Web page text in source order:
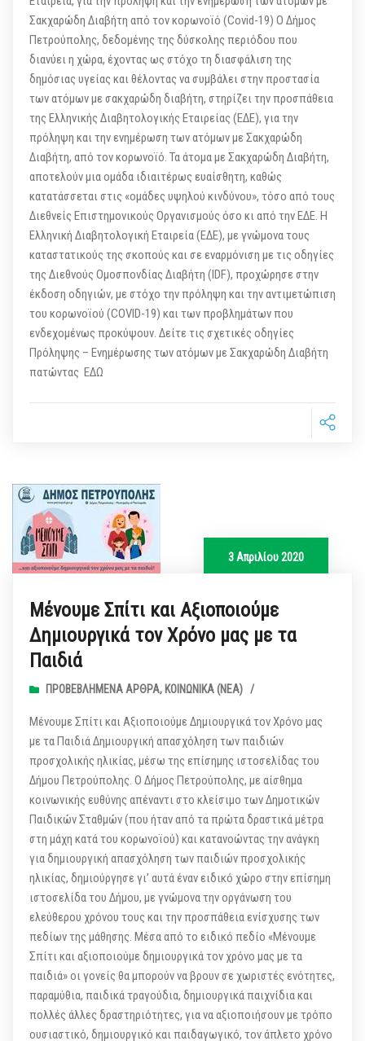
Σακχαρώδη Διαβήτη από τον κορωνοϊό (Covid-19) Ο Δήμος
Πετρούπολης, δεδομένης της δύσκολης περιόδου που
διανύει η χώρα, έχοντας ως στόχο τη διασφάλιση της
δημόσιας υγείας και θέλοντας να συμβάλει στην προστασία
των ατόμων με σακχαρώδη διαβήτη, στηρίζει την προσπάθεια
της Ελληνικής Διαβητολογικής Εταιρείας (ΕΔΕ), για την
πρόληψη και την ενημέρωση των ατόμων με Σακχαρώδη
Διαβήτη, από τον κορωνοϊό. Τα άτομα με Σακχαρώδη Διαβήτη,
αποτελούν μια ομάδα ιδιαιτέρως ευαίσθητη, καθώς
κατατάσσεται στις «ομάδες υψηλού κινδύνου», τόσο από τους
Διεθνείς Επιστημονικούς Οργανισμούς όσο κι από την ΕΔΕ. H
Ελληνική Διαβητολογική Εταιρεία (ΕΔΕ), με γνώμονα τους
καταστατικούς της σκοπούς και σε εναρμόνιση με τις οδηγίες
της Διεθνούς Ομοσπονδίας Διαβήτη (IDF), προχώρησε στην
έκδοση οδηγιών, με στόχο την πρόληψη και την αντιμετώπιση
του κορωνοϊού (COVID-19) και των προβλημάτων που
ενδεχομένως προκύψουν. Δείτε τις σχετικές οδηγίες
Πρόληψης – Ενημέρωσης των ατόμων με Σακχαρώδη Διαβήτη
πατώντας ΕΔΩ
3 Απριλίου 2020
Μένουμε Σπίτι και Αξιοποιούμε
Δημιουργικά τον Χρόνο μας με τα
Παιδιά
ΠΡΟΒΕΒΛΗΜΈΝΑ ΆΡΘΡΑ, ΚΟΙΝΩΝΙΚΆ (ΝΕΑ) /
Μένουμε Σπίτι και Αξιοποιούμε Δημιουργικά τον Χρόνο μας
με τα Παιδιά Δημιουργική απασχόληση των παιδιών
προσχολικής ηλικίας, μέσω της επίσημης ιστοσελίδας του
Δήμου Πετρούπολης. Ο Δήμος Πετρούπολης, με αίσθημα
κοινωνικής ευθύνης απέναντι στο κλείσιμο των Δημοτικών
Παιδικών Σταθμών (που ήταν από τα πρώτα δραστικά μέτρα
στη μάχη κατά του κορωνοϊού) και κατανοώντας την ανάγκη
για δημιουργική απασχόληση των παιδιών προσχολικής
ηλικίας, δημιούργησε γι’ αυτά έναν ειδικό χώρο στην επίσημη
ιστοσελίδα του Δήμου, με γνώμονα την οργάνωση του
ελεύθερου χρόνου τους και την προσπάθεια ενίσχυσης των
πεδίων της μάθησης. Μέσα από το ειδικό πεδίο «Μένουμε
Σπίτι και αξιοποιούμε δημιουργικά τον χρόνο μας με τα
παιδιά» οι γονείς θα μπορούν να βρουν σε χωριστές ενότητες,
παραμύθια, παιδικά τραγούδια, δημιουργικά παιχνίδια και
πολλές άλλες δραστηριότητες, για να αξιοποιήσουν με τρόπο
ουσιαστικό, δημιουργικό και παιδαγωγικό, τον άπλετο χρόνο